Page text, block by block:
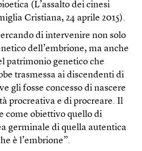
(L’assalto dei cinesi
Cristiana, 24 aprile 2015).
di intervenire non solo
dell’embrione, ma anche
patrimonio genetico che
trasmessa ai discendenti di
gli fosse concesso di nascere
procreativa e di procreare. Il
come obiettivo quello di
germinale di quella autentica
è l’embrione”.